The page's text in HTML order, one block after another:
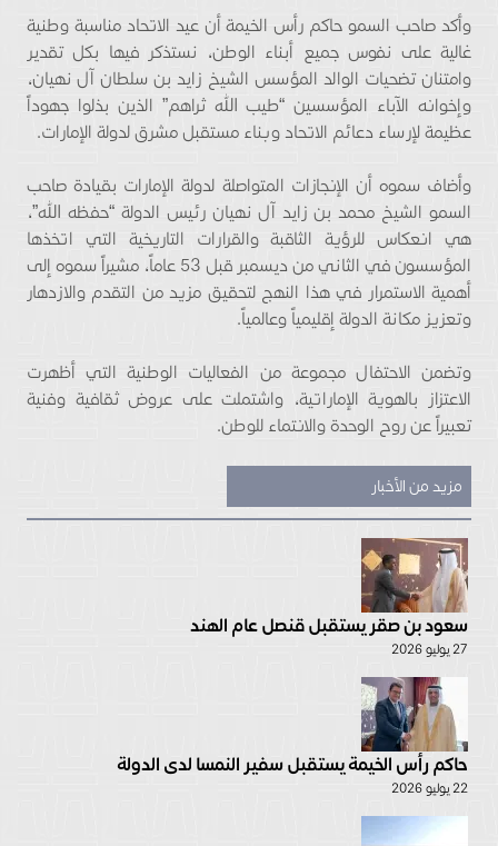
وأكد صاحب السمو حاكم رأس الخيمة أن عيد الاتحاد مناسبة وطنية
غالية على نفوس جميع أبناء الوطن، نستذكر فيها بكل تقدير
وامتنان تضحيات الوالد المؤسس الشيخ زايد بن سلطان آل نهيان،
وإخوانه الآباء المؤسسين “طيب الله ثراهم” الذين بذلوا جهوداً
عظيمة لإرساء دعائم الاتحاد وبناء مستقبل مشرق لدولة الإمارات.
وأضاف سموه أن الإنجازات المتواصلة لدولة الإمارات بقيادة صاحب
السمو الشيخ محمد بن زايد آل نهيان رئيس الدولة “حفظه الله”،
هي انعكاس للرؤية الثاقبة والقرارات التاريخية التي اتخذها
المؤسسون في الثاني من ديسمبر قبل 53 عاماً، مشيراً سموه إلى
أهمية الاستمرار في هذا النهج لتحقيق مزيد من التقدم والازدهار
وتعزيز مكانة الدولة إقليمياً وعالمياً.
وتضمن الاحتفال مجموعة من الفعاليات الوطنية التي أظهرت
الاعتزاز بالهوية الإماراتية، واشتملت على عروض ثقافية وفنية
تعبيراً عن روح الوحدة والانتماء للوطن.
مزيد من الأخبار
سعود بن صقر يستقبل قنصل عام الهند
27 يوليو 2026
حاكم رأس الخيمة يستقبل سفير النمسا لدى الدولة
22 يوليو 2026